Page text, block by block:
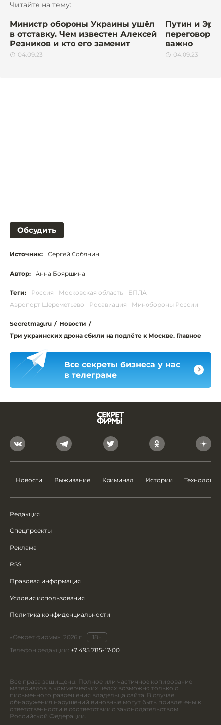
Читайте на тему:
Министр обороны Украины ушёл
в отставку. Чем известен Алексей
Резников и кто его заменит
04.09.23
Путин и
переговоры
важно
04.09.23
Обсудить
Источник: Сергей Собянин
Автор: Анна Бояршина
Теги: Россия Московская область
БПЛА
Аэропорт Шереметьево
Росавиация Минобороны России
Secretmag.ru / Новости /
Три украинских дрона сбили на подлёте к Москве. Главное
Все секреты бизнеса у нас
в телеграме
Новости Выживание Криминал Истории Технологии
Редакция
Спецпроекты
Реклама
RSS
Правовая информация
Условия использования
Политика конфиденциальности
«Секрет фирмы», 2026 г.
18+
Телефон редакции: +7 495 785-17-00
Все права защищены. Полное или частичное копирование
материалов в коммерческих целях возможно только с
письменного разрешения владельца сайта. В случае
обнаружения нарушений виновные могут быть привлечены к
ответственности в соответствии с законодательством
Российской Федерации.